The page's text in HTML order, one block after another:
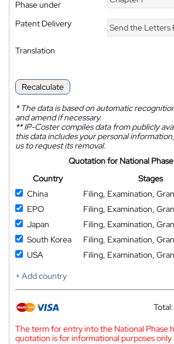
Phase under
Patent Delivery Send the Letters
Translation
Recalculate
*The data is based on automatic
and amend if necessary.
**IP-Coster compiles data from publicly
this data includes your personal
us to request its removal.
Quotation for National
Country
Stages
China
Filing, Examination,
EPO
Filing, Examination,
Japan
Filing, Examination,
South Korea
Filing, Examination,
USA
Filing, Examination,
+ Add country
Total:
The term for entry into the National Phase
quotation is for informational purposes only